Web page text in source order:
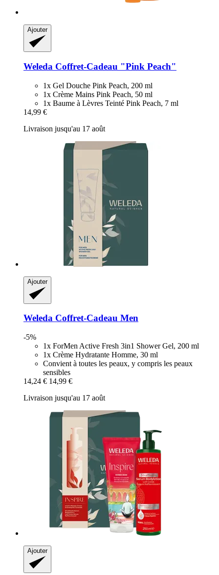
Ajouter
Weleda Coffret-​Cadeau "Pink Peach"
1x Gel Douche Pink Peach, 200 ml
1x Crème Mains Pink Peach, 50 ml
1x Baume à Lèvres Teinté Pink Peach, 7 ml
14,99 €
Livraison jusqu'au 17 août
Ajouter
Weleda Coffret-​Cadeau Men
-5%
1x ForMen Active Fresh 3in1 Shower Gel, 200 ml
1x Crème Hydratante Homme, 30 ml
Convient à toutes les peaux, y compris les peaux
sensibles
14,24 € 14,99 €
Livraison jusqu'au 17 août
Ajouter